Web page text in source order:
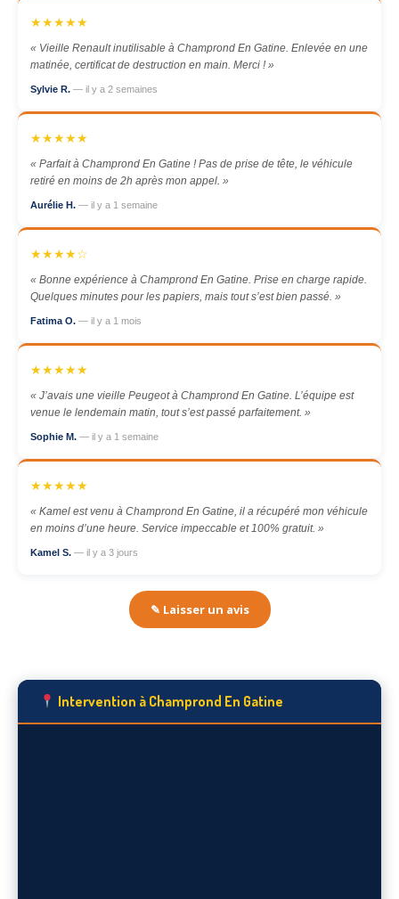
★★★★★
« Vieille Renault inutilisable à Champrond En Gatine. Enlevée en une
matinée, certificat de destruction en main. Merci ! »
Sylvie R. — il y a 2 semaines
★★★★★
« Parfait à Champrond En Gatine ! Pas de prise de tête, le véhicule
retiré en moins de 2h après mon appel. »
Aurélie H. — il y a 1 semaine
★★★★☆
« Bonne expérience à Champrond En Gatine. Prise en charge rapide.
Quelques minutes pour les papiers, mais tout s’est bien passé. »
Fatima O. — il y a 1 mois
★★★★★
« J’avais une vieille Peugeot à Champrond En Gatine. L’équipe est
venue le lendemain matin, tout s’est passé parfaitement. »
Sophie M. — il y a 1 semaine
★★★★★
« Kamel est venu à Champrond En Gatine, il a récupéré mon véhicule
en moins d’une heure. Service impeccable et 100% gratuit. »
Kamel S. — il y a 3 jours
✎ Laisser un avis
Intervention à Champrond En Gatine